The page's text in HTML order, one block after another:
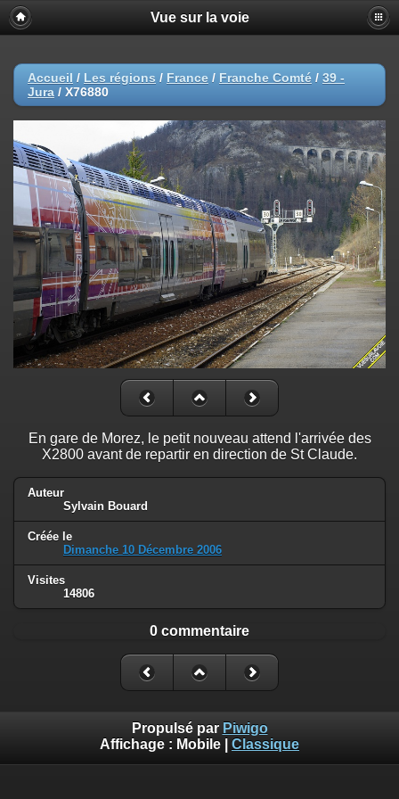
Vue sur la voie
Accueil / Les régions / France / Franche Comté / 39 -
Jura / X76880
En gare de Morez, le petit nouveau attend l'arrivée des
X2800 avant de repartir en direction de St Claude.
Auteur
Sylvain Bouard
Créée le
Dimanche 10 Décembre 2006
Visites
14806
0 commentaire
Propulsé par Piwigo
Affichage : Mobile Classique